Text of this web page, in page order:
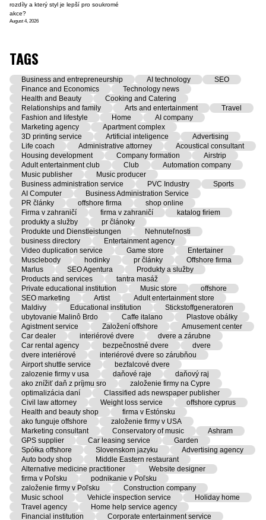
rozdíly a který styl je lepší pro soukromé
akce?
August 4, 2026
TAGS
Business and entrepreneurship AI technology
SEO
Finance and Economics
Technology news
Health and Beauty
Cooking and Catering
Relationships and family
Arts and entertainment
Travel
Fashion and lifestyle
Home
AI company
Marketing agency
Apartment complex
3D printing service
Artificial inteligence
Advertising
Life coach
Administrative attorney
Acoustical consultant
Housing development
Company formation
Airstrip
Adult entertainment club
Club
Automation company
Music publisher
Music producer
Business administration service
PVC Industry
Sports
AI Computer
Business Administration Service
PR články
offshore firma
shop online
Firma v zahraničí
firma v zahraničí
katalog firiem
produkty a služby
pr článoky
Produkte und Dienstleistungen
Nehnuteľnosti
business directory
Entertainment agency
Video duplication service
Game store
Entertainer
Musclebody
hodinky pr články
Offshore firma
Marlus
SEO Agentura
Produkty a služby
Products and services
tantra masáž
Private educational institution
Music store
offshore
SEO marketing
Artist
Adult entertainment store
Maldivy
Educational institution
Stickstoffgeneratoren
ubytovanie Malinô Brdo
Caffe italano
Plastove obálky
Agistment service
Založení offshore
Amusement center
Car dealer
interiérové dvere
dvere a zárubne
Car rental agency
bezpečnostné dvere
dvere
dvere interiérové
interiérové dvere so zárubňou
Airport shuttle service
bezfalcové dvere
zalozenie firmy v usa
daňové raje
daňový raj
ako znížiť daň z príjmu sro
založenie firmy na Cypre
optimalizácia daní
Classified ads newspaper publisher
Civil law attorney
Weight loss service
offshore cyprus
Health and beauty shop
firma v Estónsku
ako funguje offshore
založenie firmy v USA
Marketing consultant
Conservatory of music
Ashram
GPS supplier
Car leasing service
Garden
Spółka offshore
Slovenskom jazyku
Advertising agency
Auto body shop
Middle Eastern restaurant
Alternative medicine practitioner
Website designer
firma v Poľsku
podnikanie v Poľsku
založenie firmy v Poľsku
Construction company
Music school
Vehicle inspection service
Holiday home
Travel agency
Home help service agency
Financial institution
Corporate entertainment service